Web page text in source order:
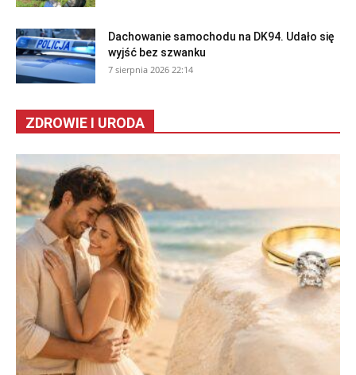
Dachowanie samochodu na DK94. Udało się
wyjść bez szwanku
7 sierpnia 2026 22:14
ZDROWIE I URODA